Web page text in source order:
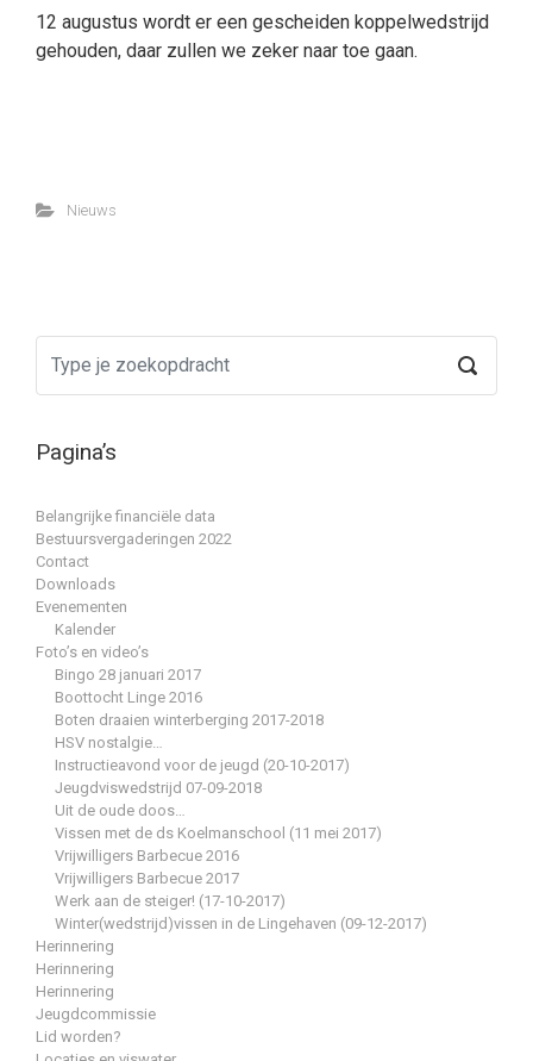
12 augustus wordt er een gescheiden koppelwedstrijd
gehouden, daar zullen we zeker naar toe gaan.
Nieuws
Pagina’s
Belangrijke financiële data
Bestuursvergaderingen 2022
Contact
Downloads
Evenementen
Kalender
Foto’s en video’s
Bingo 28 januari 2017
Boottocht Linge 2016
Boten draaien winterberging 2017-2018
HSV nostalgie…
Instructieavond voor de jeugd (20-10-2017)
Jeugdviswedstrijd 07-09-2018
Uit de oude doos…
Vissen met de ds Koelmanschool (11 mei 2017)
Vrijwilligers Barbecue 2016
Vrijwilligers Barbecue 2017
Werk aan de steiger! (17-10-2017)
Winter(wedstrijd)vissen in de Lingehaven (09-12-2017)
Herinnering
Herinnering
Herinnering
Jeugdcommissie
Lid worden?